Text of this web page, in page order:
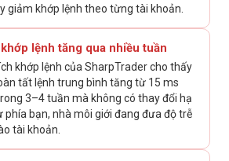
giảm khớp lệnh theo từng tài khoản.
lệnh tăng qua nhiều tuần
khớp lệnh của SharpTrader cho thấy
tất lệnh trung bình tăng từ 15 ms
3–4 tuần mà không có thay đổi hạ
phía bạn, nhà môi giới đang đưa độ trễ
tài khoản.